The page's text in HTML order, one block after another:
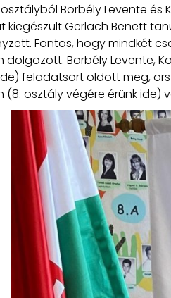
Borbély Levente
kiegészült Gerlach Benett
Fontos, hogy mindkét
dolgozott. Borbély Levente,
feladatsort oldott meg,
(8. osztály végére érünk ide)